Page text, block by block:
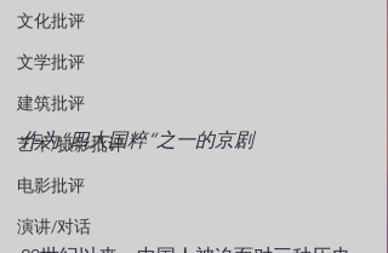
文化批评
文学批评
建筑批评
艺术/摄影批评
电影批评
演讲/对话
作为“四大国粹“之一的京剧